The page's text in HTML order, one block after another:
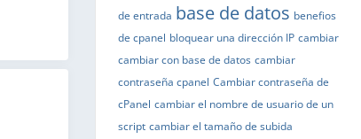
de entrada base de datos benefios
de cpanel bloquear una dirección IP cambiar
cambiar con base de datos cambiar
contraseña cpanel Cambiar contraseña de
cPanel cambiar el nombre de usuario de un
script cambiar el tamaño de subida